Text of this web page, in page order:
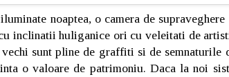
noaptea, o camera de supraveghere
inclinatii huliganice ori cu veleitati de
sunt pline de graffiti si de
o valoare de patrimoniu. Daca la noi